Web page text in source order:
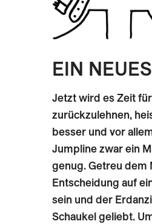
EIN
Jetzt wird es Zeit
zurückzulehnen,
besser und vor
Jumpline zwar ein
genug. Getreu dem
Entscheidung auf
sein und der
Schaukel geliebt.